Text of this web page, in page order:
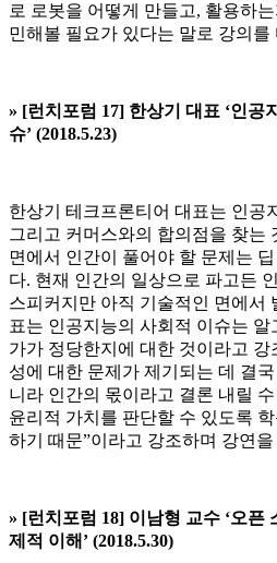
로 로봇을 어떻게 만들고, 활용하
민해볼 필요가 있다는 말로 강의를
» [런치포럼 17] 한상기 대표 ‘인공
슈’ (2018.5.23)
한상기 테크프론티어 대표는 인공
그리고 커머스와의 합의점을 찾는
면에서 인간이 풀어야 할 문제는
다. 현재 인간의 일상으로 파고든
스피커지만 아직 기술적인 면에서
표는 인공지능의 사회적 이슈는
가가 정당한지에 대한 것이라고 강
성에 대한 문제가 제기되는 데 결
니라 인간의 몫이라고 결론 내릴 수
윤리적 가치를 판단할 수 있도록
하기 때문”이라고 강조하며 강연
» [런치포럼 18] 이남형 교수 ‘오픈
제적 이해’ (2018.5.30)